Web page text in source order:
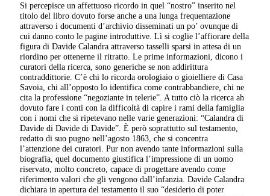
Si percepisce un affettuoso ricordo in quel “nostro” inserito nel
titolo del libro dovuto forse anche a una lunga frequentazione
attraverso i documenti d’archivio disseminati un po’ ovunque di
cui danno conto le pagine introduttive. Lì si coglie l’affiorare della
figura di Davide Calandra attraverso tasselli sparsi in attesa di un
riordino per ottenerne il ritratto. Le prime informazioni, dicono i
curatori della ricerca, sono generiche se non addirittura
contraddittorie. C’è chi lo ricorda orologiaio o gioielliere di Casa
Savoia, chi all’opposto lo identifica come contrabbandiere, chi ne
cita la professione “negoziante in telerie”. A tutto ciò la ricerca ah
dovuto fare i conti con la difficoltà di capire i rami della famiglia
con i nomi che si ripetevano nelle varie generazioni: “Calandra di
Davide di Davide di Davide”. È però soprattutto sul testamento,
redatto di suo pugno nell’agosto 1863, che si concentra
l’attenzione dei curatori. Pur non avendo tante informazioni sulla
biografia, quel documento giustifica l’impressione di un uomo
riservato, molto concreto, capace di progettare avendo come
riferimento valori che gli vengono dall’infanzia. Davide Calandra
dichiara in apertura del testamento il suo “desiderio di poter